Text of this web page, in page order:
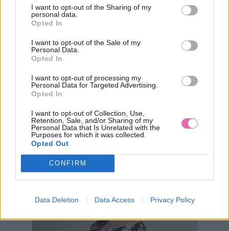
I want to opt-out of the Sharing of my
personal data.
Opted In
I want to opt-out of the Sale of my
Personal Data.
Opted In
I want to opt-out of processing my
Personal Data for Targeted Advertising.
Opted In
I want to opt-out of Collection, Use,
Retention, Sale, and/or Sharing of my
Personal Data that Is Unrelated with the
Purposes for which it was collected.
Opted Out
CONFIRM
Data Deletion Data Access Privacy Policy
COLLECTIF KOCKOVANÁ ČELENKA SVETLO MODRÁ
7,00 €